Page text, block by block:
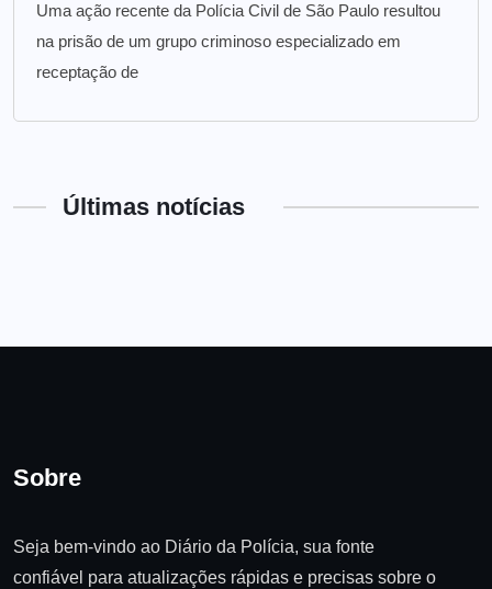
Uma ação recente da Polícia Civil de São Paulo resultou
na prisão de um grupo criminoso especializado em
receptação de
Últimas notícias
Sobre
Seja bem-vindo ao Diário da Polícia, sua fonte
confiável para atualizações rápidas e precisas sobre o